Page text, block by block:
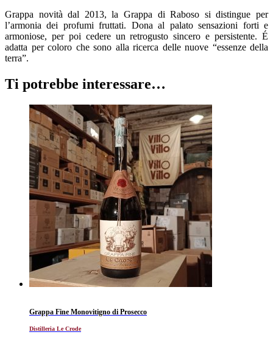
Grappa novità dal 2013, la Grappa di Raboso si distingue per
l’armonia dei profumi fruttati. Dona al palato sensazioni forti e
armoniose, per poi cedere un retrogusto sincero e persistente. É
adatta per coloro che sono alla ricerca delle nuove “essenze della
terra”.
Ti potrebbe interessare…
Grappa Fine Monovitigno di Prosecco
Distilleria Le Crode